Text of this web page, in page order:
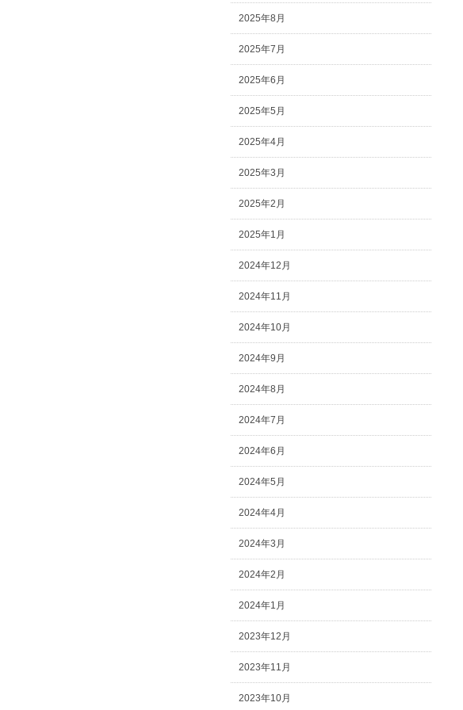
2025年8月
2025年7月
2025年6月
2025年5月
2025年4月
2025年3月
2025年2月
2025年1月
2024年12月
2024年11月
2024年10月
2024年9月
2024年8月
2024年7月
2024年6月
2024年5月
2024年4月
2024年3月
2024年2月
2024年1月
2023年12月
2023年11月
2023年10月